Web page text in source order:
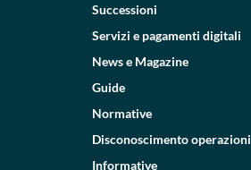
Successioni
Servizi e pagamenti digitali
News e Magazine
Guide
Normative
Disconoscimento operazioni
Informative